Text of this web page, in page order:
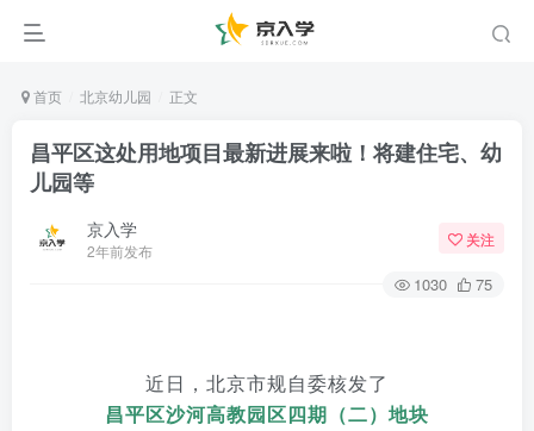
首页 北京幼儿园 正文
昌平区这处用地项目最新进展来啦！将建住宅、幼
儿园等
京入学
2年前发布
关注
1030 75
近日，北京市规自委核发了
昌平区沙河高教园区四期（二）地块